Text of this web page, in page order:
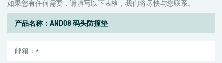
如果您有任何需要，请填写以下表格，我们将尽快与您联系。